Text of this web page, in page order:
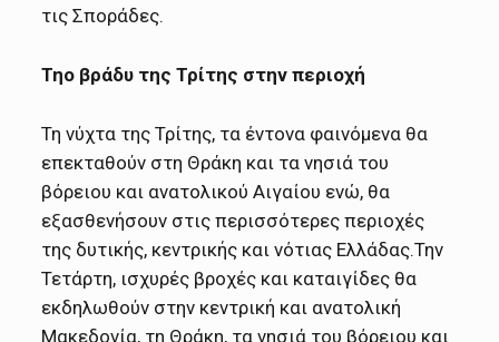
τις Σποράδες.
Τηο βράδυ της Τρίτης στην περιοχή
Τη νύχτα της Τρίτης, τα έντονα φαινόμενα θα
επεκταθούν στη Θράκη και τα νησιά του
βόρειου και ανατολικού Αιγαίου ενώ, θα
εξασθενήσουν στις περισσότερες περιοχές
της δυτικής, κεντρικής και νότιας Ελλάδας.Την
Τετάρτη, ισχυρές βροχές και καταιγίδες θα
εκδηλωθούν στην κεντρική και ανατολική
Μακεδονία, τη Θράκη, τα νησιά του βόρειου και